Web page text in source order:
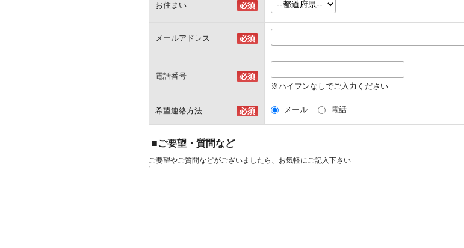
お住まい
メールアドレス
電話番号
※ハイフンなしでご入力ください
希望連絡方法 メール 電話
■ご要望・質問など
ご要望やご質問などがございましたら、お気軽にご記入下さい